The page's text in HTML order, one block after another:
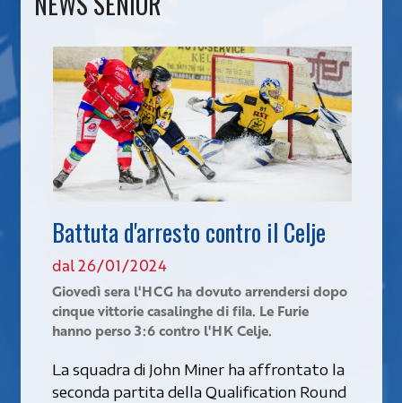
Battuta d'arresto contro il Celje
dal 26/01/2024
Giovedì sera l'HCG ha dovuto arrendersi dopo
cinque vittorie casalinghe di fila. Le Furie
hanno perso 3:6 contro l'HK Celje.
La squadra di John Miner ha affrontato la
seconda partita della Qualification Round